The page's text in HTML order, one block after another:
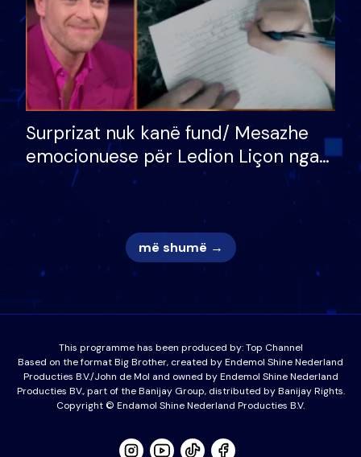
Surprizat nuk kanë fund/ Mesazhe
emocionuese për Ledion Liçon nga
nëna dhe fëmijët e tij, moderatori
nuk i mban dot lotët: Nuk meritoj…
më shumë →
This programme has been produced by:Top Channel
Based on the format Big Brother, created by Endemol Shine Nederland
Producties B.V./John de Mol and owned by Endemol Shine Nederland
Producties BV., part of the Banijay Group, distributed by Banijay Rights.
Copyright © Endamol Shine Nederland Producties B.V.